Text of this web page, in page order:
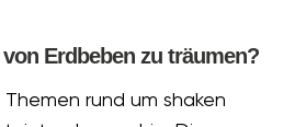
Erdbeben zu träumen?
rund um shaken